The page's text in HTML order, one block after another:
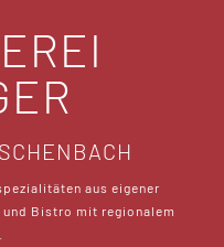
aus eigener
Bistro mit regionalem